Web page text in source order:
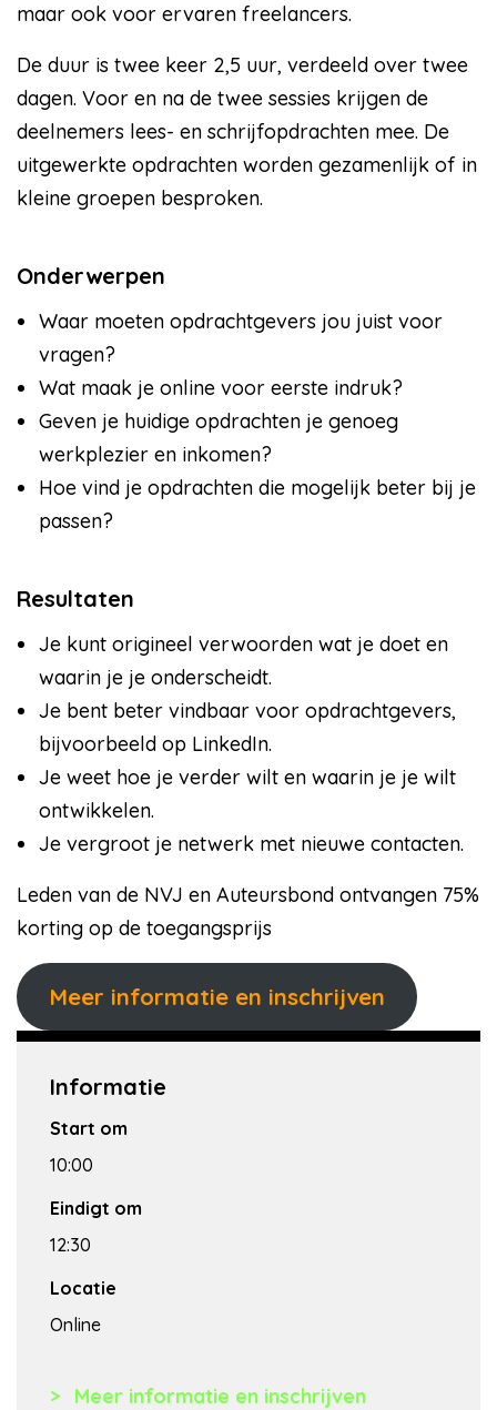
maar ook voor ervaren freelancers.
De duur is twee keer 2,5 uur, verdeeld over twee
dagen. Voor en na de twee sessies krijgen de
deelnemers lees- en schrijfopdrachten mee. De
uitgewerkte opdrachten worden gezamenlijk of in
kleine groepen besproken.
Onderwerpen
Waar moeten opdrachtgevers jou juist voor
vragen?
Wat maak je online voor eerste indruk?
Geven je huidige opdrachten je genoeg
werkplezier en inkomen?
Hoe vind je opdrachten die mogelijk beter bij je
passen?
Resultaten
Je kunt origineel verwoorden wat je doet en
waarin je je onderscheidt.
Je bent beter vindbaar voor opdrachtgevers,
bijvoorbeeld op LinkedIn.
Je weet hoe je verder wilt en waarin je je wilt
ontwikkelen.
Je vergroot je netwerk met nieuwe contacten.
Leden van de NVJ en Auteursbond ontvangen 75%
korting op de toegangsprijs
Meer informatie en inschrijven
Informatie
Start om
10:00
Eindigt om
12:30
Locatie
Online
Meer informatie en inschrijven